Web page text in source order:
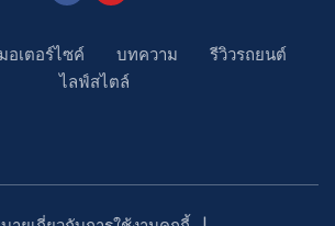
มอเตอร์ไซค์ บทความ
รีวิวรถยนต์
ไลฟ์สไตล์